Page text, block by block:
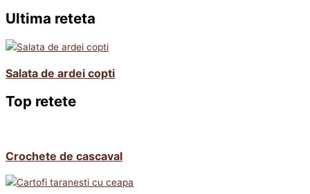
Ultima reteta
Salata de ardei copti
Top retete
Crochete de cascaval